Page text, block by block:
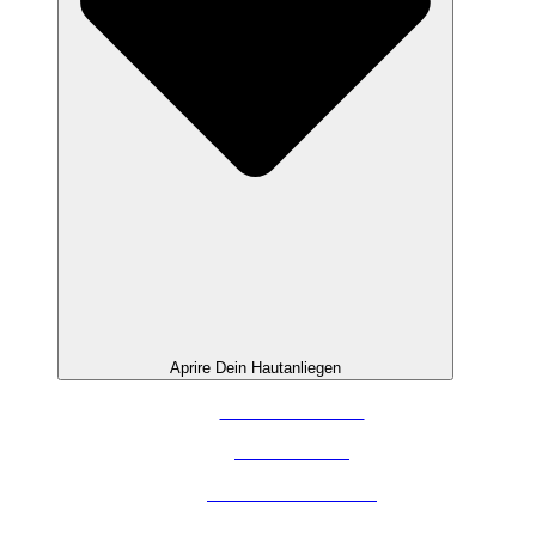
Aprire Dein Hautanliegen